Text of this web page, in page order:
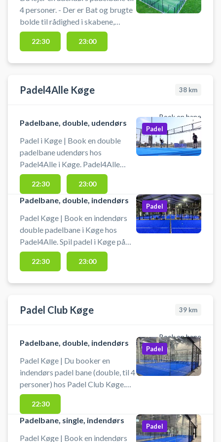
Skovbohallen på Halvejen 14,
4632 Bjæverskov.
4 personer. - Der er Bat og brugte
bolde til rådighed i skabene,
inklusive i bane pris. - Dørene på
banerne holdes åbne under spil,
22:30 23:00
Padel4Alle Køge 38 km
Book en bane
Padelbane, double, udendørs
Padel i Køge | Book en double
padelbane udendørs hos
Padel4Alle i Køge. Padel4Alle
byder på i alt 5 padelbaner i Køge,
hvoraf 4 er indendørs doubler
padelbaner med aircondition og
doublelbane.
Padel
22:30 23:00
Padelbane, double, indendørs
Padel Køge | Book en indendørs
double padelbane i Køge hos
Padel4Alle. Spil padel i Køge på
topmoderne kunstgræs
padelbaner med god akustik og et
Køge beliggende på Stormøllevej
4 indendørs doublebaner med
aircondition og 1 udendørs double
padelbane.
Padel
22:30 23:00
Padel Club Køge 39 km
Book en bane
Padelbane, double, indendørs
Padel Køge | Du booker en
indendørs padel bane (double, til 4
personer) hos Padel Club Køge.
Hos Padel Club Køge er lånebats
altid inkluderet i banelejen og
bolde kan købes i centret. Der er
Padel
22:30
Padelbane, single, indendørs
Padel Køge | Book en indendørs
Padel